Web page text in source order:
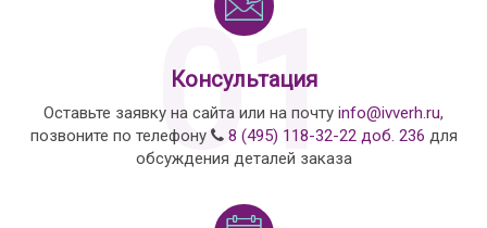
01
Консультация
Оставьте заявку на сайта или на почту info@ivverh.ru,
позвоните по телефону
8 (495) 118-32-22 доб. 236 для
обсуждения деталей заказа